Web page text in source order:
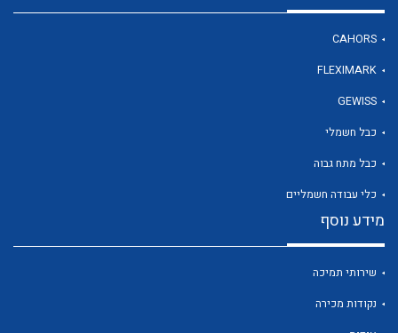
CAHORS
FLEXIMARK
GEWISS
כבל חשמלי
כבל מתח גבוה
כלי עבודה חשמליים
מידע נוסף
שירותי תמיכה
נקודות מכירה